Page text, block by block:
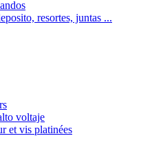
resortes, juntas ...
voltaje
et vis platinées